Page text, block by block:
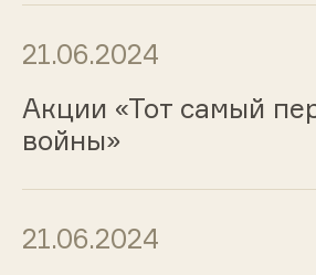
21.06.2024
Акции «Тот самый
войны»
21.06.2024